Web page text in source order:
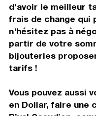
d'avoir le meilleur
frais de change qui
n'hésitez pas à
partir de votre
bijouteries
tarifs !
Vous pouvez aussi
en Dollar, faire une